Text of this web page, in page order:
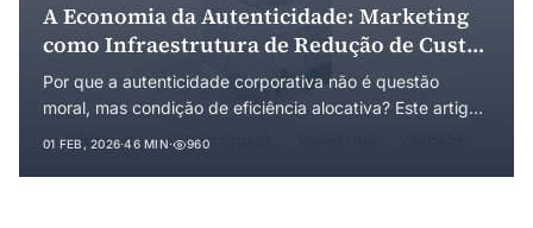
A Economia da Autenticidade: Marketing
como Infraestrutura de Redução de Custos
de Transação e o Conceito de Público-Ideal
Por que a autenticidade corporativa não é questão
moral, mas condição de eficiência alocativa? Este artigo
01 FEB, 2026·46 MIN· 960